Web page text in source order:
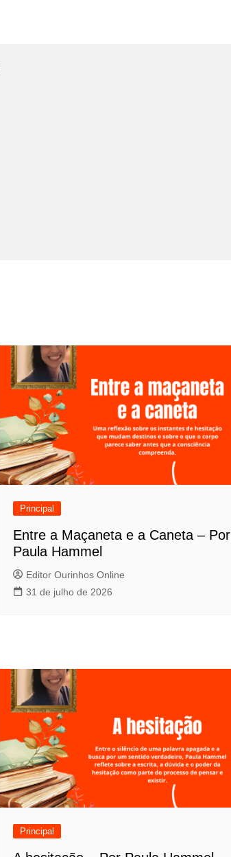
Principal
Entre a Maçaneta e a Caneta – Por
Paula Hammel
Editor Ourinhos Online
31 de julho de 2026
Principal